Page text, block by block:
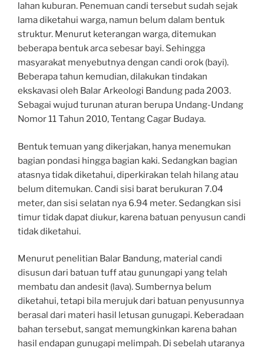
lahan kuburan. Penemuan candi tersebut sudah sejak
lama diketahui warga, namun belum dalam bentuk
struktur. Menurut keterangan warga, ditemukan
beberapa bentuk arca sebesar bayi. Sehingga
masyarakat menyebutnya dengan candi orok (bayi).
Beberapa tahun kemudian, dilakukan tindakan
ekskavasi oleh Balar Arkeologi Bandung pada 2003.
Sebagai wujud turunan aturan berupa Undang-Undang
Nomor 11 Tahun 2010, Tentang Cagar Budaya.
Bentuk temuan yang dikerjakan, hanya menemukan
bagian pondasi hingga bagian kaki. Sedangkan bagian
atasnya tidak diketahui, diperkirakan telah hilang atau
belum ditemukan. Candi sisi barat berukuran 7.04
meter, dan sisi selatan nya 6.94 meter. Sedangkan sisi
timur tidak dapat diukur, karena batuan penyusun candi
tidak diketahui.
Menurut penelitian Balar Bandung, material candi
disusun dari batuan tuff atau gunungapi yang telah
membatu dan andesit (lava). Sumbernya belum
diketahui, tetapi bila merujuk dari batuan penyusunnya
berasal dari materi hasil letusan gunugapi. Keberadaan
bahan tersebut, sangat memungkinkan karena bahan
hasil endapan gunugapi melimpah. Di sebelah utaranya